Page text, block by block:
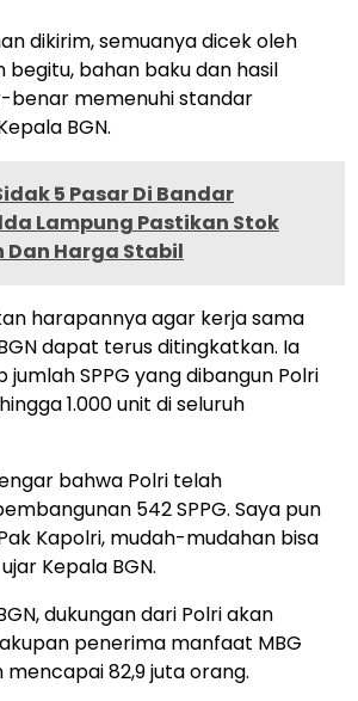
dikirim, semuanya dicek oleh
begitu, bahan baku dan hasil
benar memenuhi standar
BGN.
5 Pasar Di Bandar
Lampung Pastikan Stok
Dan Harga Stabil
harapannya agar kerja sama
dapat terus ditingkatkan. Ia
SPPG yang dibangun Polri
1.000 unit di seluruh
bahwa Polri telah
542 SPPG. Saya pun
Kapolri, mudah-mudahan bisa
Kepala BGN.
dukungan dari Polri akan
penerima manfaat MBG
82,9 juta orang.